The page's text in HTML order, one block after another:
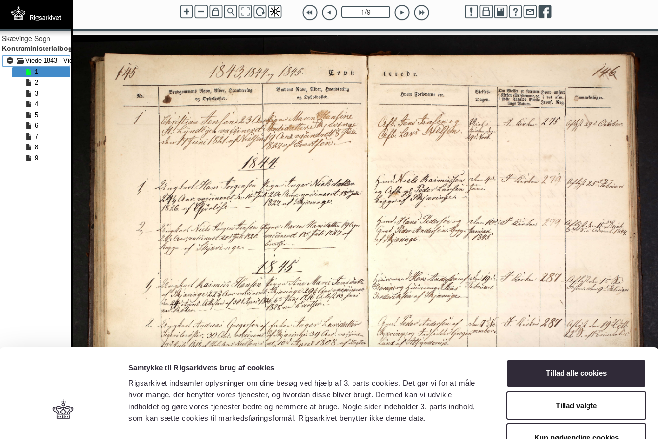
Samtykke til Rigsarkivets brug af cookies
Rigsarkivet indsamler oplysninger om dine besøg ved hjælp af 3. parts cookies. Det gør vi for at måle
hvor mange, der benytter vores tjenester, og hvordan disse bliver brugt. Dermed kan vi udvikle
indholdet og gøre vores tjenester bedre og nemmere at bruge. Nogle sider indeholder 3. parts indhold,
som kan sætte cookies til markedsføringsformål. Rigsarkivet benytter ikke denne data.
Tillad alle cookies
Tillad valgte
Kun nødvendige cookies
Skævinge Sogn
Kontraministerialbog
Viede 1843 - Viede 1858
1
2
3
4
5
6
7
8
9